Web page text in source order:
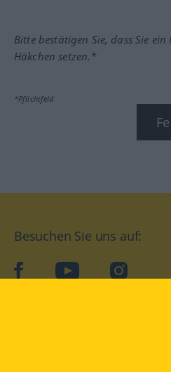
Bitte bestätigen Sie, dass Sie
Häkchen setzen.*
*Pflichtfeld
Besuchen Sie uns auf:
facebookYouTube Instagram